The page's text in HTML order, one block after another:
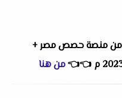
من منصة حصص مصر +
👈
👈من هنا